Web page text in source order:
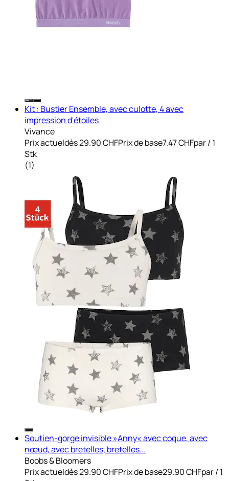
Kit : Bustier Ensemble, avec culotte, 4 avec
impression d'étoiles
Vivance
Prix actueldès29.90 CHFPrix de base7.47 CHFpar/ 1
Stk
(1)
Soutien-gorge invisible »Anny« avec coque, avec
nœud, avec bretelles, bretelles...
Boobs & Bloomers
Prix actueldès29.90 CHFPrix de base29.90 CHFpar/ 1